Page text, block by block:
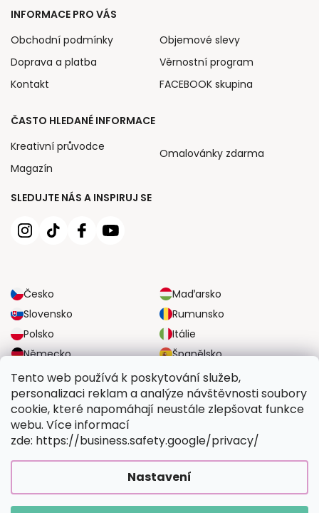
Tento web používá k poskytování služeb,
personalizaci reklam a analýze návštěvnosti soubory
cookie, které napomáhají neustále zlepšovat funkce
webu. Více informací
zde: https://business.safety.google/privacy/
Nastavení
SLEDUJTE NÁS A INSPIRUJ SE
Česko
Maďarsko
Slovensko
Rumunsko
Polsko
Itálie
Německo
Španělsko
Velká Británie
Rakousko
INFORMACE PRO VÁS
Obchodní podmínky
Doprava a platba
Kontakt
Objemové slevy
Věrnostní program
FACEBOOK skupina
ČASTO HLEDANÉ INFORMACE
Kreativní průvodce
Magazín
Omalovánky zdarma
SPOLEHLIVÉ MOŽNOSTI DOPRAVY
BEZPEČNÉ MOŽNOSTI PLATBY